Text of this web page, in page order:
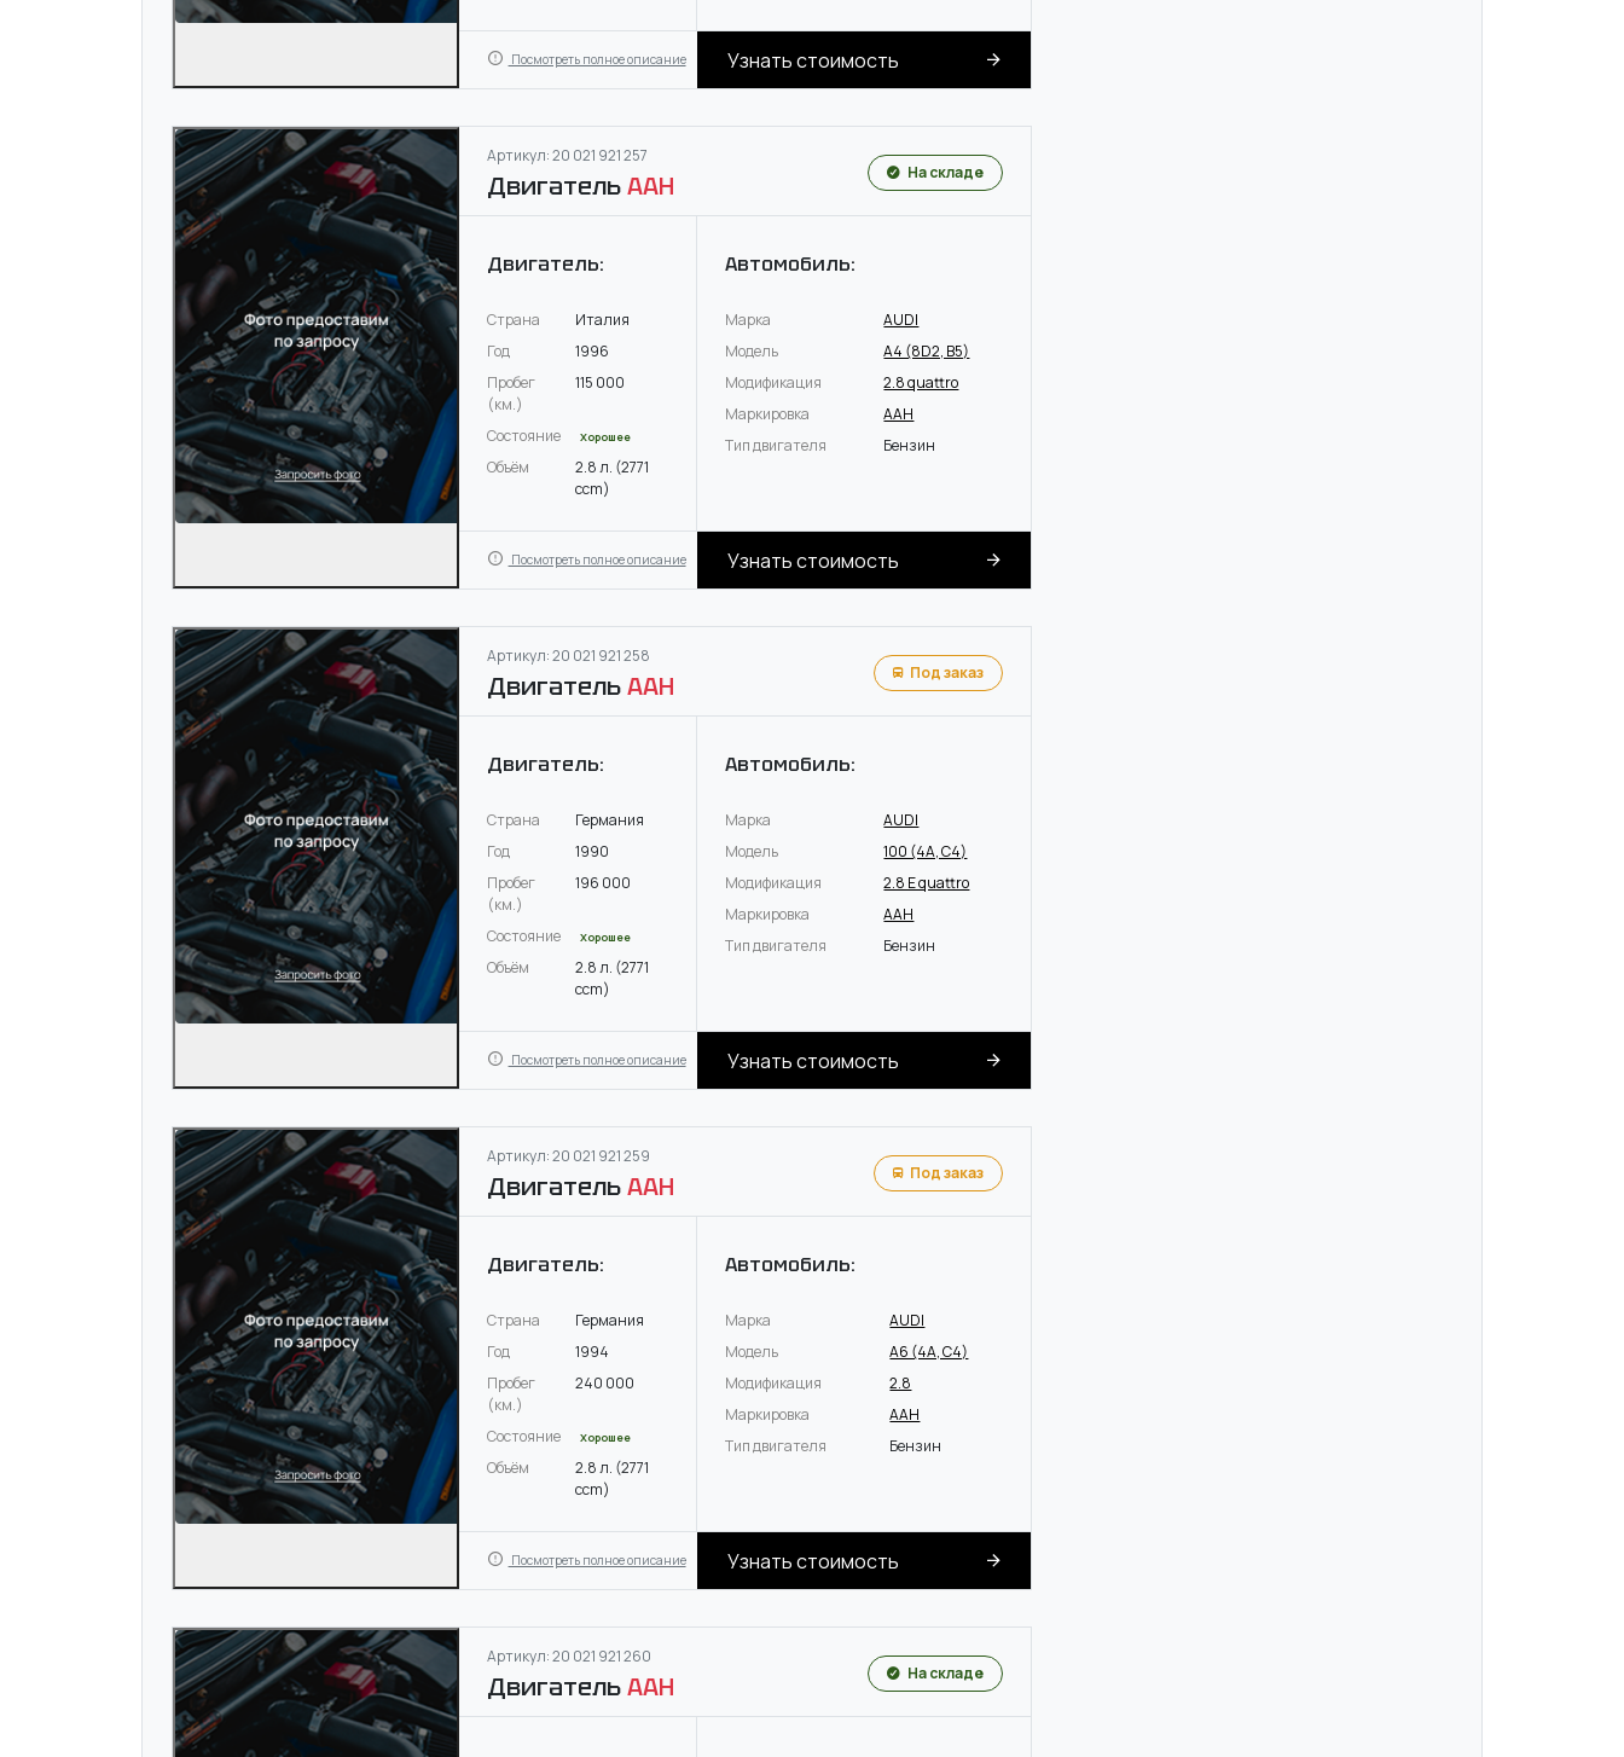
Посмотреть полное описание Узнать стоимость
Артикул: 20 021 921 257
ДвигательAAH На складе
Двигатель:
Страна
Италия
Год
1996
Пробег
(км.)
115 000
Состояние Хорошее
Объём
2.8 л. (2771
ccm)
Автомобиль:
Марка
AUDI
Модель
A4 (8D2, B5)
Модификация
2.8 quattro
Маркировка
AAH
Тип двигателя
Бензин
Посмотреть полное описание Узнать стоимость
Артикул: 20 021 921 258
ДвигательAAH Под заказ
Двигатель:
Страна
Германия
Год
1990
Пробег
(км.)
196 000
Состояние Хорошее
Объём
2.8 л. (2771
ccm)
Автомобиль:
Марка
AUDI
Модель
100 (4A, C4)
Модификация
2.8 E quattro
Маркировка
AAH
Тип двигателя
Бензин
Посмотреть полное описание Узнать стоимость
Артикул: 20 021 921 259
ДвигательAAH Под заказ
Двигатель:
Страна
Германия
Год
1994
Пробег
(км.)
240 000
Состояние Хорошее
Объём
2.8 л. (2771
ccm)
Автомобиль:
Марка
AUDI
Модель
A6 (4A, C4)
Модификация
2.8
Маркировка
AAH
Тип двигателя
Бензин
Посмотреть полное описание Узнать стоимость
Артикул: 20 021 921 260
ДвигательAAH На складе